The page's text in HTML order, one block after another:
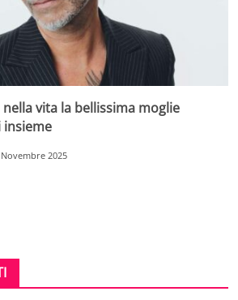
nella vita la bellissima moglie
insieme
Novembre 2025